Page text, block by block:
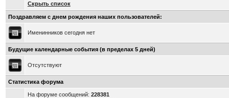
Скрыть список
Поздравляем с днем рождения наших пользователей:
Именинников сегодня нет
Будущие календарные события (в пределах 5 дней)
Отсутствуют
Статистика форума
На форуме сообщений: 228381